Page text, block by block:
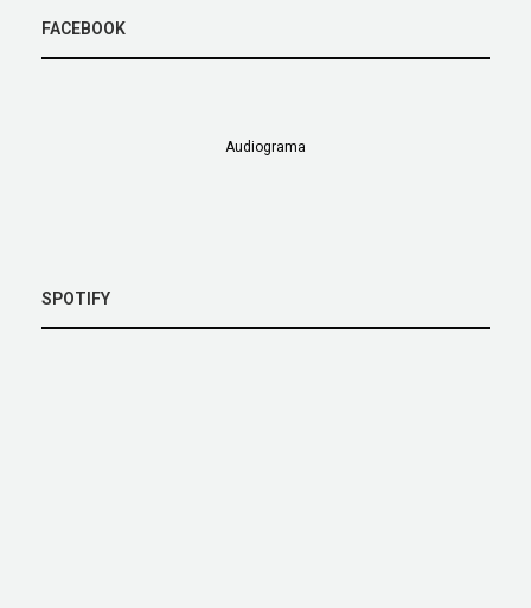
FACEBOOK
Audiograma
SPOTIFY